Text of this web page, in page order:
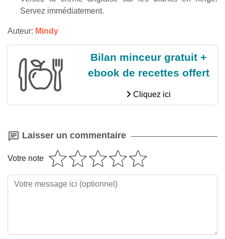
Servez immédiatement.
Auteur: Mindy
Bilan minceur gratuit +
ebook de recettes offert
Cliquez ici
Laisser un commentaire
Votre note